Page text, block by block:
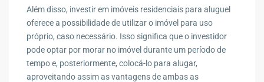
Além disso, investir em imóveis residenciais para aluguel
oferece a possibilidade de utilizar o imóvel para uso
próprio, caso necessário. Isso significa que o investidor
pode optar por morar no imóvel durante um período de
tempo e, posteriormente, colocá-lo para alugar,
aproveitando assim as vantagens de ambas as